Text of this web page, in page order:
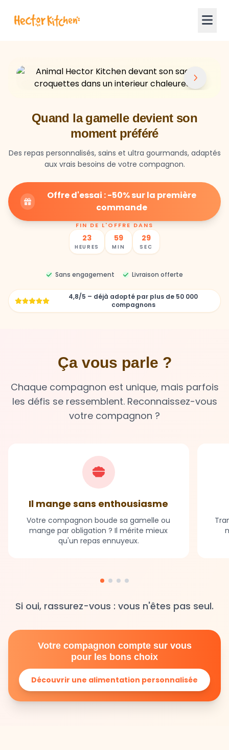
Quand la gamelle devient son
moment préféré
Des repas personnalisés, sains et ultra gourmands, adaptés
aux vrais besoins de votre compagnon.
Offre d'essai : -50% sur la première
commande
FIN DE L'OFFRE DANS
23
HEURES
59
MIN
27
SEC
Sans engagement Livraison offerte
4,8/5 – déjà adopté par plus de 50 000
compagnons
Ça vous parle ?
Chaque compagnon est unique, mais parfois
les défis se ressemblent. Reconnaissez-vous
votre compagnon ?
Il mange sans enthousiasme
Votre compagnon boude sa gamelle ou
mange par obligation ? Il mérite mieux
qu'un repas ennuyeux.
Si oui, rassurez-vous : vous n'êtes pas seul.
Votre compagnon compte sur vous
pour les bons choix
Découvrir une alimentation personnalisée